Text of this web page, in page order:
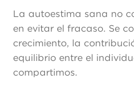
La autoestima sana no
en evitar el fracaso. Se
crecimiento, la
equilibrio entre el
compartimos.